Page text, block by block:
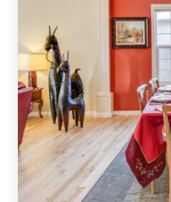
Geschrieben von
Redaktion